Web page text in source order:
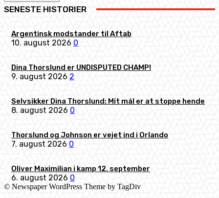
SENESTE HISTORIER
Argentinsk modstander til Aftab
10. august 2026 0
Dina Thorslund er UNDISPUTED CHAMP!
9. august 2026 2
Selvsikker Dina Thorslund: Mit mål er at stoppe hende
8. august 2026 0
Thorslund og Johnson er vejet ind i Orlando
7. august 2026 0
Oliver Maximilian i kamp 12. september
6. august 2026 0
© Newspaper WordPress Theme by TagDiv